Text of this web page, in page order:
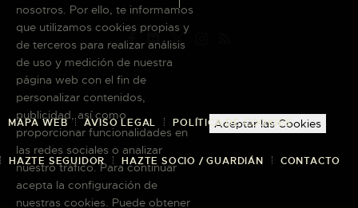
MAPA WEB AVISO LEGAL POLÍTICA DE COOKIES
HAZTE SEGUIDOR HAZTE SOCIO / GUARDIÁN CONTACTO
nosotros. Por ello, te informamos
que utilizamos cookies propias y
de terceros para realizar análisis
de uso y medición de nuestra
página web con el fin de
personalizar contenidos,
publicidad, así como
proporcionar funcionalidades en
las redes sociales o analizar
nuestro tráfico. Para continuar
acepta la configuración de
nuestras cookies. Puede obtener
Aceptar las Cookies